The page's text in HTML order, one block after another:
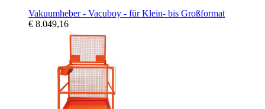
Vakuumheber - Vacuboy - für Klein- bis Großformat
€ 8.049,16